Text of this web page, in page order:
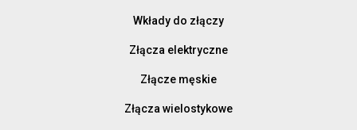
Wkłady do złączy
Złącza elektryczne
Złącze męskie
Złącza wielostykowe